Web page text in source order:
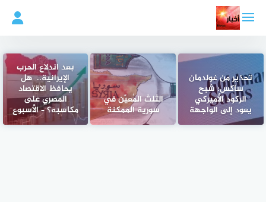
المحتوى
تحذير من غولدمان
ساكس: شبح
الركود الأميركي
يعود إلى الواجهة
الثلث المُعيَّن في
سورية الممكنة
بعد اندلاع الحرب
الإيرانية.. ‏ هل
يحافظ الاقتصاد
المصري على
مكاسبه؟ – الأسبوع